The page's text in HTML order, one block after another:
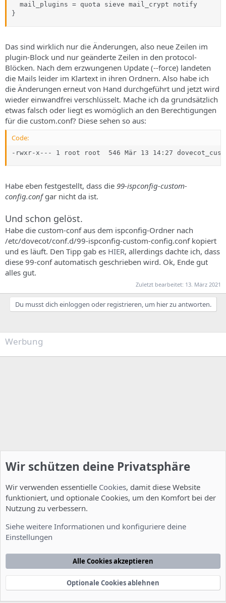
  mail_plugins = quota sieve mail_crypt notify
}
Das sind wirklich nur die Änderungen, also neue Zeilen im
plugin-Block und nur geänderte Zeilen in den protocol-
Blöcken. Nach dem erzwungenen Update (--force) landeten
die Mails leider im Klartext in ihren Ordnern. Also habe ich
die Änderungen erneut von Hand durchgeführt und jetzt wird
wieder einwandfrei verschlüsselt. Mache ich da grundsätzlich
etwas falsch oder liegt es womöglich an den Berechtigungen
für die custom.conf? Diese sehen so aus:
Code:
-rwxr-x--- 1 root root  546 Mär 13 14:27
Habe eben festgestellt, dass die 99-ispconfig-custom-
config.confgar nicht da ist.
Und schon gelöst.
Habe die custom-conf aus dem ispconfig-Ordner nach
/etc/dovecot/conf.d/99-ispconfig-custom-config.conf kopiert
und es läuft. Den Tipp gab es HIER, allerdings dachte ich, dass
diese 99-conf automatisch geschrieben wird. Ok, Ende gut
alles gut.
Zuletzt bearbeitet: 13. März 2021
Du musst dich einloggen oder registrieren, um hier zu antworten.
Werbung
Nutzungsbedingungen Datenschutzerklärung
Startseite
e
Community platform by XenForo® © 2010-2022 XenForo Ltd.
xenDach©2010-2014
Wir schützen deine Privatsphäre
Wir verwenden essentielle Cookies, damit diese Website
funktioniert, und optionale Cookies, um den Komfort bei der
Nutzung zu verbessern.
Siehe weitere Informationen und konfiguriere deine
Einstellungen
Alle Cookies akzeptieren
Optionale Cookies ablehnen